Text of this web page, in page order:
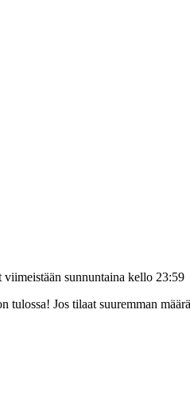
viimeistään sunnuntaina kello 23:59
tulossa! Jos tilaat suuremman